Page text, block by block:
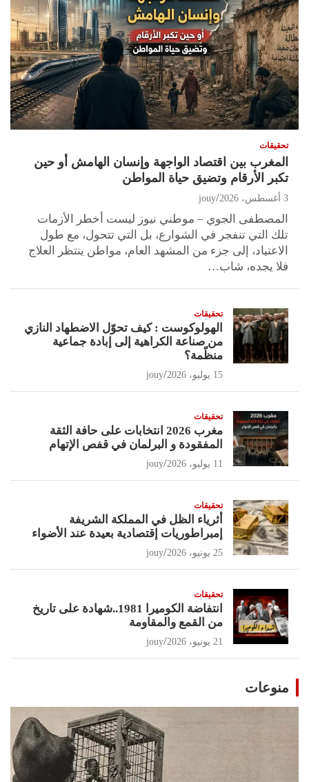
تحقيقات
المغرب بين اقتصاد الواجهة وإنسان الهامش أو حين
تكبر الأرقام وتضيق حياة المواطن
3 أغسطس، 2026 jouy
المصطفى الجوي – موطني نيوز ليست أخطر الأزمات
تلك التي تنفجر في الشوارع، بل التي تتحول، مع طول
الاعتياد، إلى جزء من المشهد العام، مواطن ينتظر العلاج
فلا يجده، شاب…
تحقيقات
الهولوكوست : كيف تحوّل الاضطهاد النازي
من صناعة الكراهية إلى إبادة جماعية
منظّمة؟
15 يوليو، 2026 jouy
تحقيقات
مغرب 2026 انتخابات على حافة الثقة
المفقودة و البرلمان في قفص الإتهام
11 يوليو، 2026 jouy
تحقيقات
أثرياء الظل في المملكة الشريفة
إمبراطوريات إقتصادية بعيدة عند الأضواء
25 يونيو، 2026 jouy
تحقيقات
انتفاضة الكوميرا 1981..شهادة على تاريخ
من القمع والمقاومة
21 يونيو، 2026 jouy
منوعات